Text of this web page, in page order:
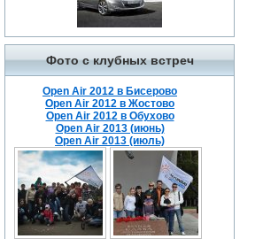
Фото с клубных встреч
Open Air 2012 в Бисерово
Open Air 2012 в Жостово
Open Air 2012 в Обухово
Open Air 2013 (июнь)
Open Air 2013 (июль)